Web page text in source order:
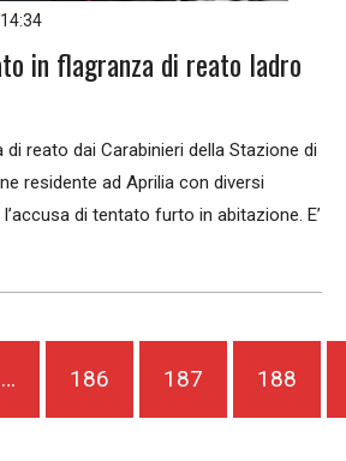
in flagranza di reato ladro
reato dai Carabinieri della Stazione di
residente ad Aprilia con diversi
di tentato furto in abitazione. E’
… 186 187 188